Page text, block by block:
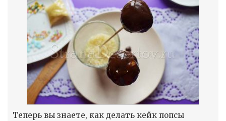
Теперь вы знаете, как делать кейк попсы